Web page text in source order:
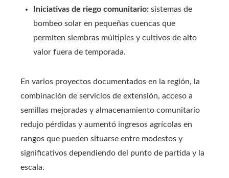
Iniciativas de riego comunitario: sistemas de
bombeo solar en pequeñas cuencas que
permiten siembras múltiples y cultivos de alto
valor fuera de temporada.
En varios proyectos documentados en la región, la
combinación de servicios de extensión, acceso a
semillas mejoradas y almacenamiento comunitario
redujo pérdidas y aumentó ingresos agrícolas en
rangos que pueden situarse entre modestos y
significativos dependiendo del punto de partida y la
escala.